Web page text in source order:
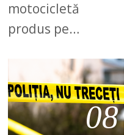
motocicletă
produs pe…
08